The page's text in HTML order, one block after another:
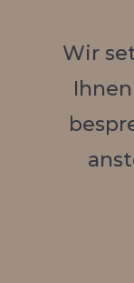
Wir